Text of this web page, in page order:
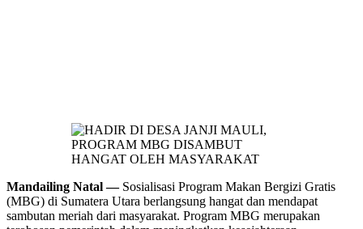
Mandailing Natal —Sosialisasi Program Makan Bergizi Gratis
(MBG) di Sumatera Utara berlangsung hangat dan mendapat
sambutan meriah dari masyarakat. Program MBG merupakan